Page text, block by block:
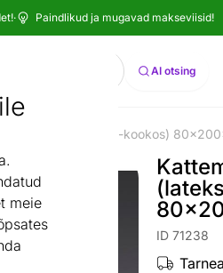
meie
· Paindlikud ja mugavad makseviisid!
Otsi AI otsing
Theia (lateks-kookos)
ID 71238